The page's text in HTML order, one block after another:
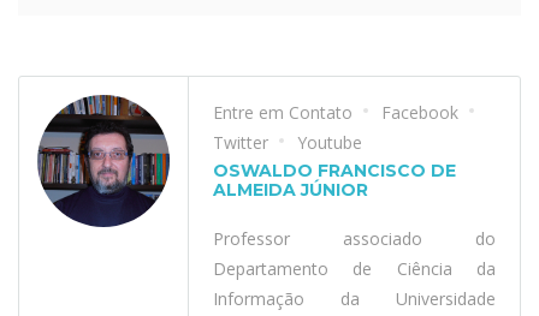
Entre em Contato
Facebook
Twitter
Youtube
OSWALDO FRANCISCO DE
ALMEIDA JÚNIOR
Professor associado do
Departamento de Ciência da
Informação da Universidade